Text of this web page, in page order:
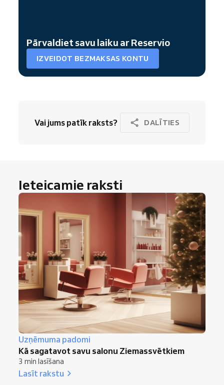
Pārvaldiet savu laiku ar Reservio
IZVEIDOT BEZMAKSAS KONTU
Vai jums patīk raksts? DALĪTIES
Ieteicamie raksti
Uzņēmuma padomi
Kā sagatavot savu salonu Ziemassvētkiem
3 min lasīšana
Lasīt rakstu